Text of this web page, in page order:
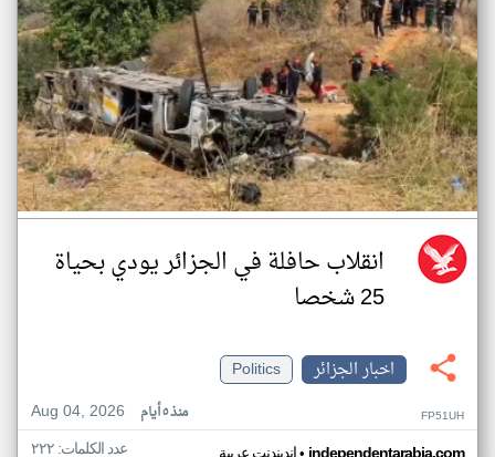
انقلاب حافلة في الجزائر يودي بحياة
25 شخصا
اخبار الجزائر
Politics
Aug 04, 2026
منذ ٥ أيام FP51UH
اندبندنت عربية independentarabia.com عدد الكلمات: ٢٢٢